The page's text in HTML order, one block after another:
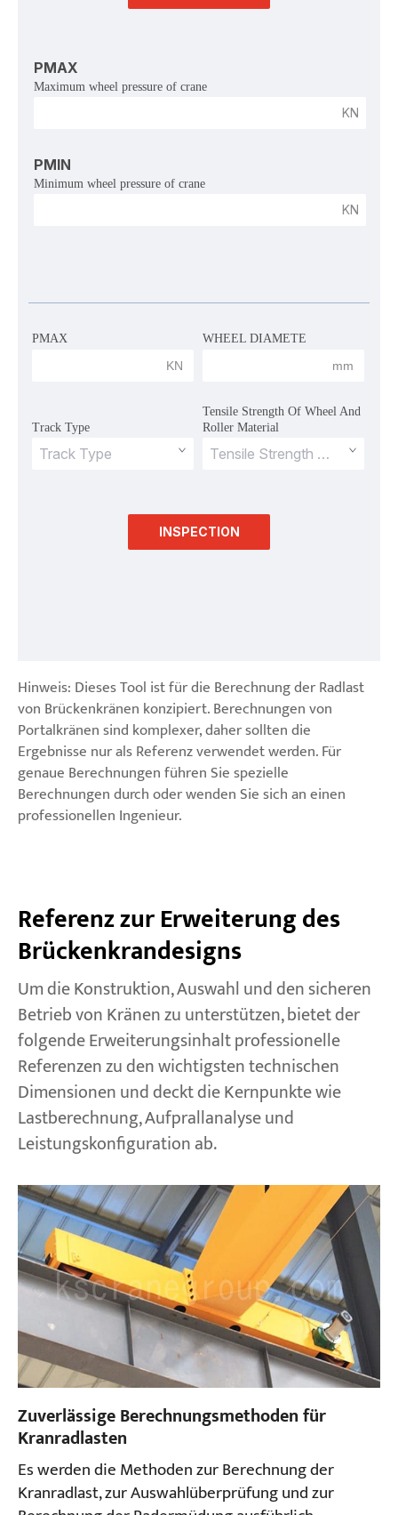
PMAX
Maximum wheel pressure of crane
KN
PMIN
Minimum wheel pressure of crane
KN
PMAX
KN
WHEEL DIAMETE
mm
Track Type
Tensile Strength Of Wheel And
Roller Material
INSPECTION
Hinweis: Dieses Tool ist für die Berechnung der Radlast
von Brückenkränen konzipiert. Berechnungen von
Portalkränen sind komplexer, daher sollten die
Ergebnisse nur als Referenz verwendet werden. Für
genaue Berechnungen führen Sie spezielle
Berechnungen durch oder wenden Sie sich an einen
professionellen Ingenieur.
Referenz zur Erweiterung des
Brückenkrandesigns
Um die Konstruktion, Auswahl und den sicheren
Betrieb von Kränen zu unterstützen, bietet der
folgende Erweiterungsinhalt professionelle
Referenzen zu den wichtigsten technischen
Dimensionen und deckt die Kernpunkte wie
Lastberechnung, Aufprallanalyse und
Leistungskonfiguration ab.
Zuverlässige Berechnungsmethoden für
Kranradlasten
Es werden die Methoden zur Berechnung der
Kranradlast, zur Auswahlüberprüfung und zur